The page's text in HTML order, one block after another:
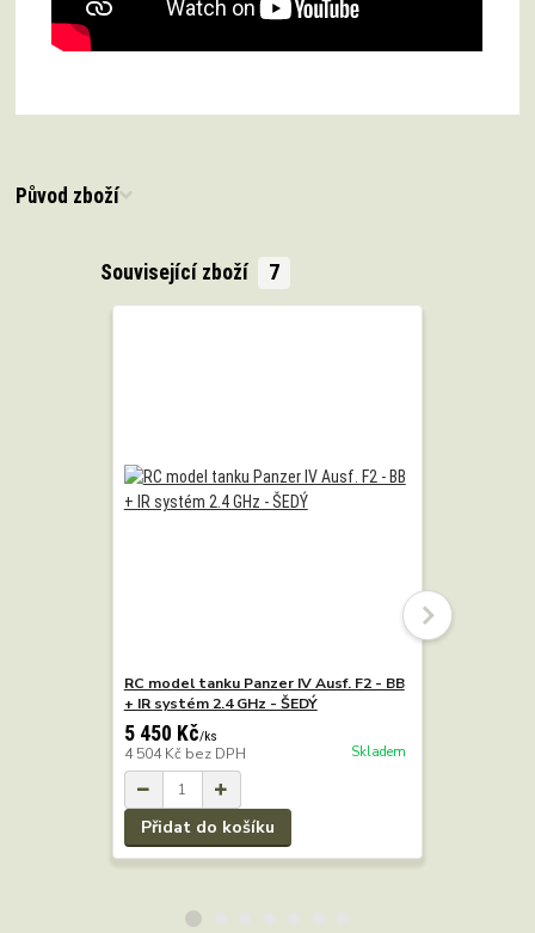
Původ zboží
Související zboží 7
RC model tanku Panzer IV Ausf. F2 - BB
+ IR systém 2.4 GHz - ŠEDÝ
5 450 Kč/ks
4 504 Kč bez DPH Skladem
Přidat do košíku